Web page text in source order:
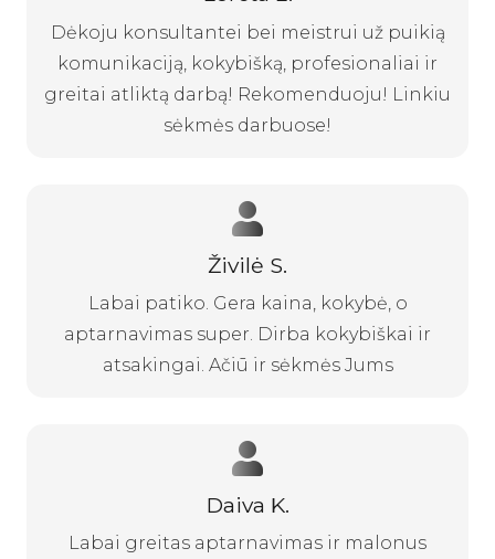
Dėkoju konsultantei bei meistrui už puikią
komunikaciją, kokybišką, profesionaliai ir
greitai atliktą darbą! Rekomenduoju! Linkiu
sėkmės darbuose!
Živilė S.
Labai patiko. Gera kaina, kokybė, o
aptarnavimas super. Dirba kokybiškai ir
atsakingai. Ačiū ir sėkmės Jums
Daiva K.
Labai greitas aptarnavimas ir malonus